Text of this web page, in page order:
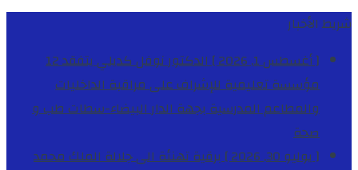
شريط الأخبار
[ أغسطس 1, 2026 ]
الدكتور نوفل كديلي يتفقد 12
مؤسسة تعليمية للإشراف على مراقبة الداخليات
والمطاعم المدرسية بجهة الدار البيضاء-سطاتطب و
صحة
[ يوليو 30, 2026 ]
برقية تهنئة الى جلالة الملك محمد